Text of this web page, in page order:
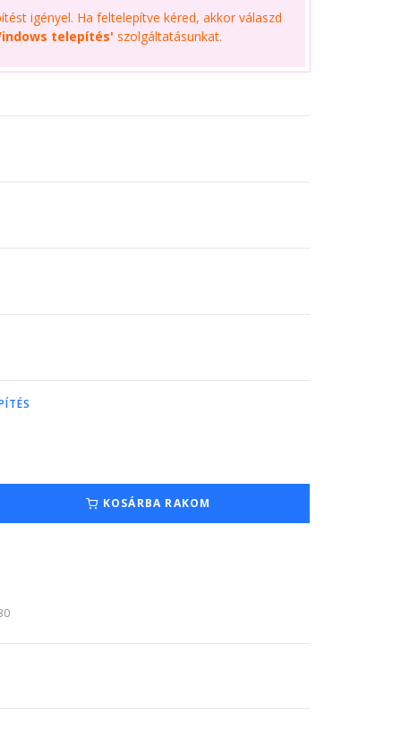
igényel. Ha feltelepítve kéred, akkor válaszd
telepítés' szolgáltatásunkat.
KOSÁRBA RAKOM